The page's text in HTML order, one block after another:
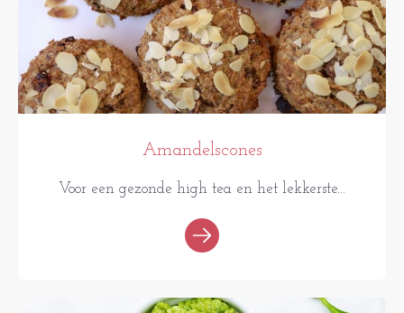
Amandelscones
Voor een gezonde high tea en het lekkerste...